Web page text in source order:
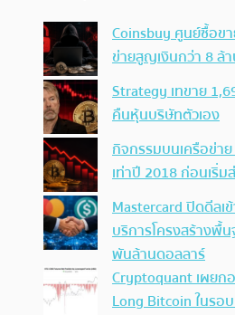
Coinsbuy ศูนย์ซื้อข
ข่ายสูญเงินกว่า 8 ล้
Strategy เทขาย
คืนหุ้นบริษัทตัวเอง
กิจกรรมบนเครือข่า
เท่าปี 2018 ก่อนเ
Mastercard ปิดดีลเ
บริการโครงสร้างพื้
พันล้านดอลลาร์
Cryptoquant เผย
Long Bitcoin ในรอ